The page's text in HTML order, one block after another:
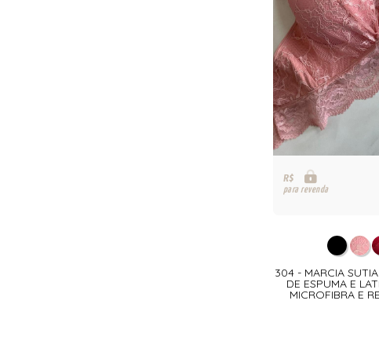
R$
para revenda
304 - MARCIA
DE ESPUMA E
MICROFIBRA E